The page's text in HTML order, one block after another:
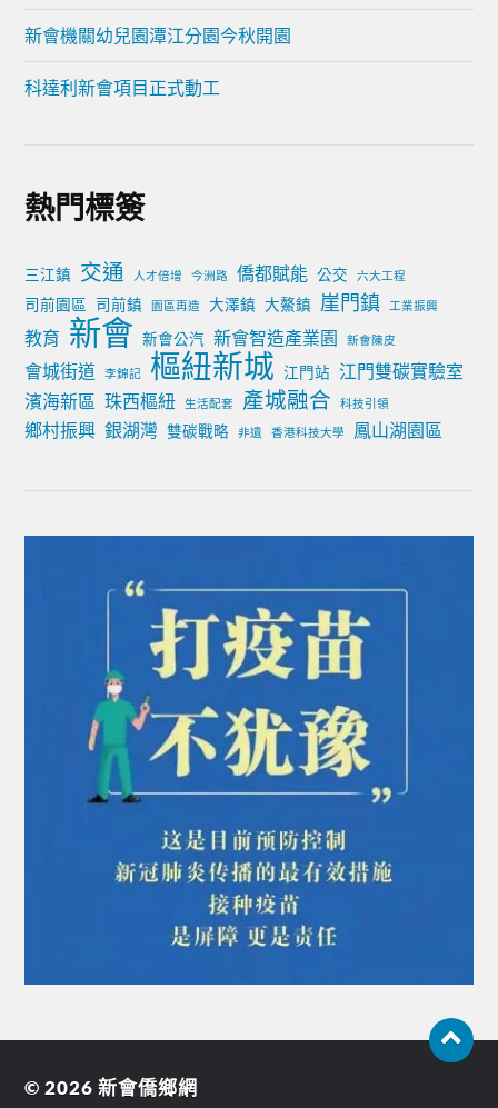
新會機關幼兒園潭江分園今秋開園
科達利新會項目正式動工
熱門標簽
三江鎮 交通 人才倍增 今洲路 僑都賦能 公交 六大工程
司前園區 司前鎮 園區再造 大澤鎮 大鰲鎮 崖門鎮 工業振興
教育 新會 新會公汽 新會智造產業園 新會陳皮
會城街道 李錦記 樞紐新城 江門站
江門雙碳實驗室
濱海新區 珠西樞紐 生活配套 產城融合 科技引領
鄉村振興 銀湖灣 雙碳戰略 非遺 香港科技大學 鳳山湖園區
© 2026新會僑鄉網